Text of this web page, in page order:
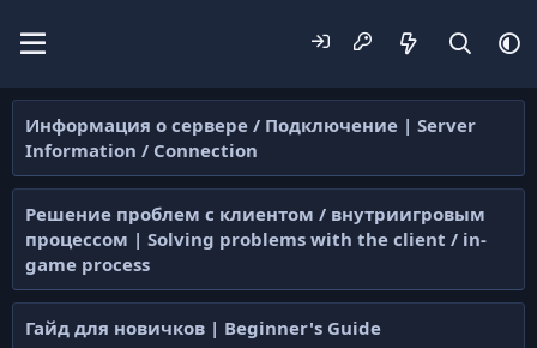
Информация о сервере / Подключение | Server
Information / Connection
Решение проблем с клиентом / внутриигровым
процессом | Solving problems with the client / in-
game process
Гайд для новичков | Beginner's Guide